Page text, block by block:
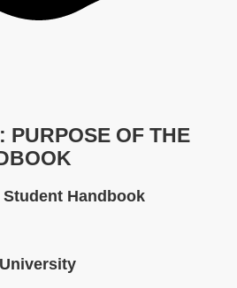
PURPOSE OF THE
Handbook